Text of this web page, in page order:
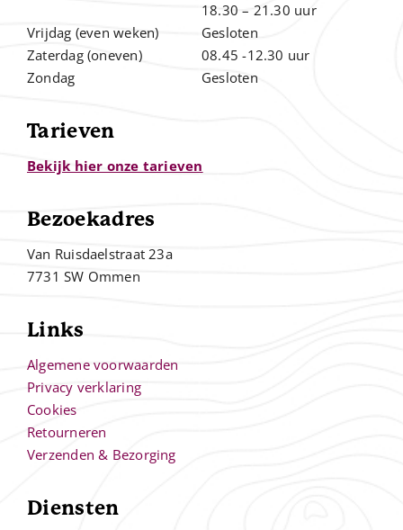
Vrijdag (even weken)
Zaterdag (oneven)
Zondag
18.30 – 21.30 uur
Gesloten
08.45 -12.30 uur
Gesloten
Tarieven
Bekijk hier onze tarieven
Bezoekadres
Van Ruisdaelstraat 23a
7731 SW Ommen
Links
Algemene voorwaarden
Privacy verklaring
Cookies
Retourneren
Verzenden & Bezorging
Diensten